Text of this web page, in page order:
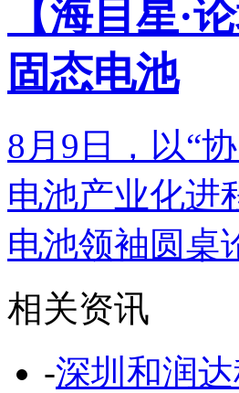
【海目星·
固态电池
8月9日，以“
电池产业化进
电池领袖圆桌
相关资讯
-深圳和润